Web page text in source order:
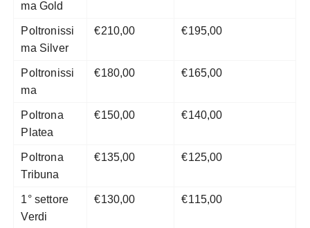
ma Gold
Poltronissi
ma Silver
€210,00 €195,00
Poltronissi
ma
€180,00 €165,00
Poltrona
Platea
€150,00 €140,00
Poltrona
Tribuna
€135,00 €125,00
1° settore
Verdi
€130,00 €115,00